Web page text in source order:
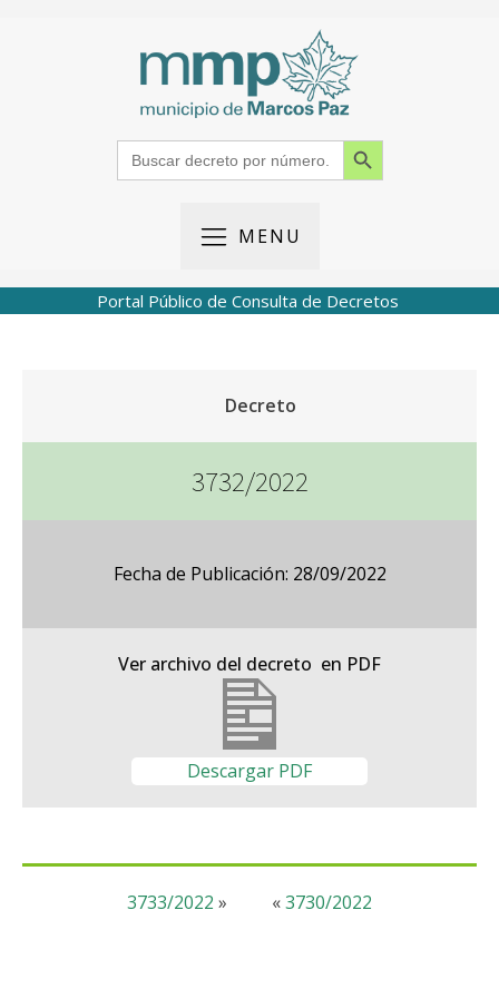
Search
for:
Search Button
MENU
Portal Público de Consulta de Decretos
Decreto
3732/2022
Fecha de Publicación: 28/09/2022
Ver archivo del decreto en PDF
Descargar PDF
«3730/2022
3733/2022 »